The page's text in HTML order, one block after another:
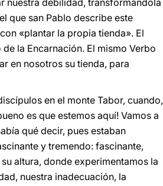
nuestra debilidad, transformándola
que san Pablo describe este
«plantar la propia tienda». El
la Encarnación. El mismo Verbo
en nosotros su tienda, para
en el monte Tabor, cuando,
es que estemos aquí! Vamos a
qué decir, pues estaban
y tremendo: fascinante,
altura, donde experimentamos la
nuestra inadecuación, la